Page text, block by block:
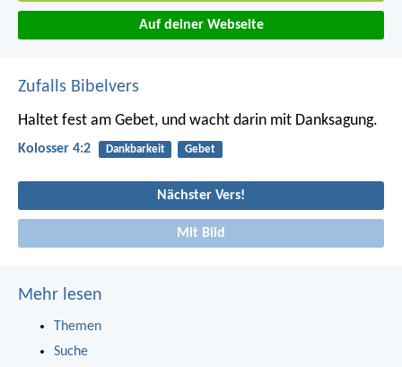
Auf deiner Webseite
Zufalls Bibelvers
Haltet fest am Gebet, und wacht darin mit Danksagung.
Kolosser 4:2 Dankbarkeit Gebet
Nächster Vers!
Mit Bild
Mehr lesen
Themen
Suche